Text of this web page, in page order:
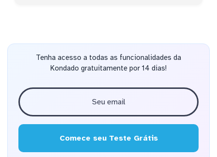
Tenha acesso a todas as funcionalidades da
Kondado gratuitamente por 14 dias!
Comece seu Teste Grátis